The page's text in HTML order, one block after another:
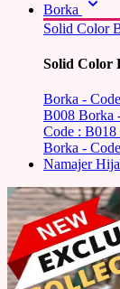
Borka
Solid Color
Solid Color
Borka -
B008 Borka
Code : B018
Borka -
Namajer